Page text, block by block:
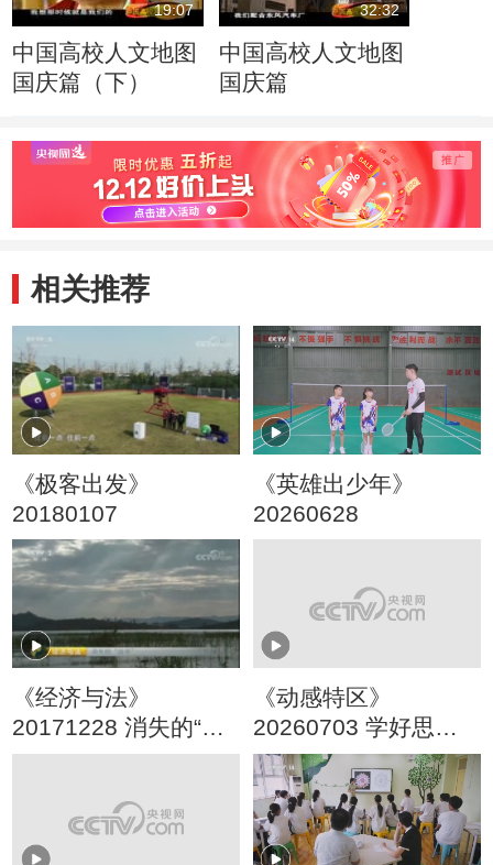
19:07
中国高校人文地图
国庆篇（下）
32:32
中国高校人文地图
国庆篇
相关推荐
《极客出发》
20180107
《英雄出少年》
20260628
《经济与法》
20171228 消失的“凶
手”
《动感特区》
20260703 学好思政
课 成长不烦恼